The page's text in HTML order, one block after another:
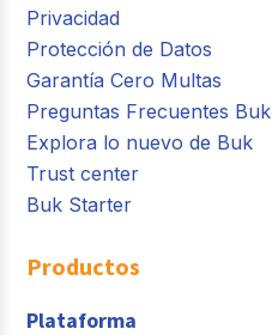
Privacidad
Protección de Datos
Garantía Cero Multas
Preguntas Frecuentes Buk
Explora lo nuevo de Buk
Trust center
Buk Starter
Productos
Plataforma